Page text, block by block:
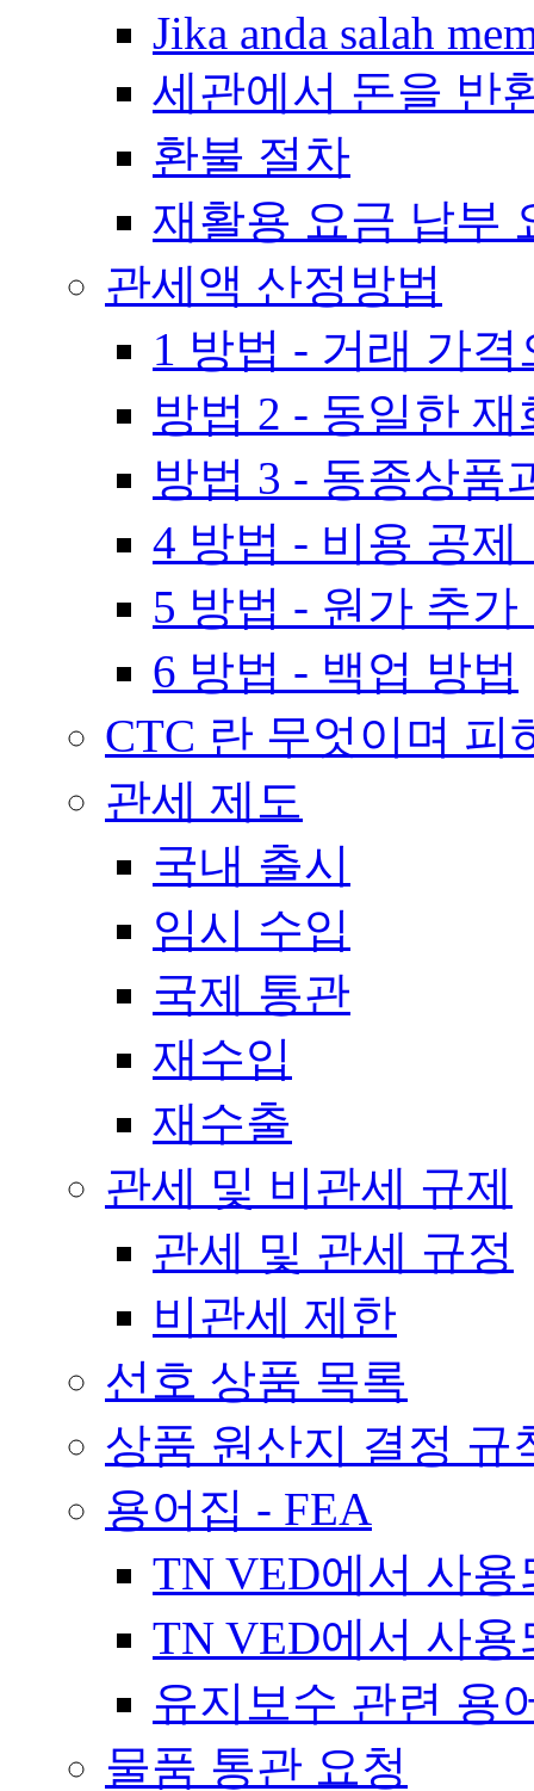
Jika anda salah
세관에서 돈을 반
환불 절차
재활용 요금 납부
관세액 산정방법
1 방법 - 거래 가
방법 2 - 동일한
방법 3 - 동종상품
4 방법 - 비용 공제
5 방법 - 원가 추가
6 방법 - 백업 방법
CTC 란 무엇이며 피
관세 제도
국내 출시
임시 수입
국제 통관
재수입
재수출
관세 및 비관세 규제
관세 및 관세 규정
비관세 제한
선호 상품 목록
상품 원산지 결정 규
용어집 - FEA
TN VED에서 사용
TN VED에서 사
유지보수 관련 용
물품 통관 요청